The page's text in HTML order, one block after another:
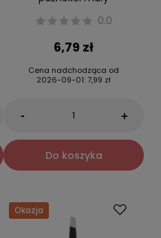
0.0
6,79 zł
Cena nadchodząca od
2026-09-01: 7,99 zł
- +
Do koszyka
Okazja